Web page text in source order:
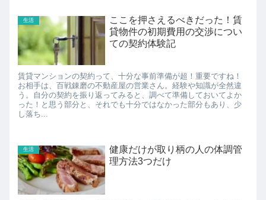
生活
ここを押さえるべきだった！賃
貸物件の初期費用の交渉につい
ての契約体験記
賃貸マンションの契約って、十分な事前準備が超！重要ですね！
お相手は、百戦錬磨の不動産屋の営業さん。経験や知識が全然違
う。自分の契約を振り返ってみると、調べて準備しておいてよか
った！と思う部分と、それでも十分ではなかった部分もあり、少
し落ち...
生活
健康だけが取り柄の人の体調管
理方法3つだけ